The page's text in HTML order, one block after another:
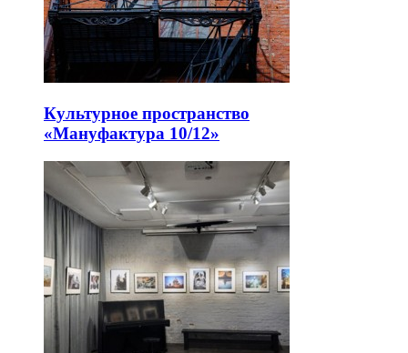
Культурное пространство
«Мануфактура 10/12»